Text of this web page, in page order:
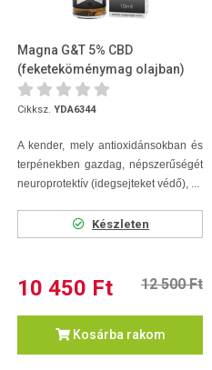
Magna G&T 5% CBD
(feketeköménymag olajban)
10ml
Cikksz. YDA6344
A kender, mely antioxidánsokban és
terpénekben gazdag, népszerűségét
neuroprotektív (idegsejteket védő), ...
Készleten
10 450 Ft 12 500 Ft
Kosárba rakom